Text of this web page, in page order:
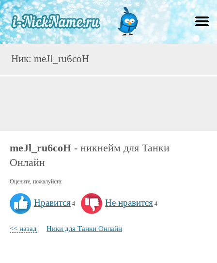
Ник: meJl_ru6coH
meJl_ru6coH - никнейм для Танки
Онлайн
Оцените, пожалуйста:
Нравится 4 Не нравится 4
<< назад Ники для Танки Онлайн